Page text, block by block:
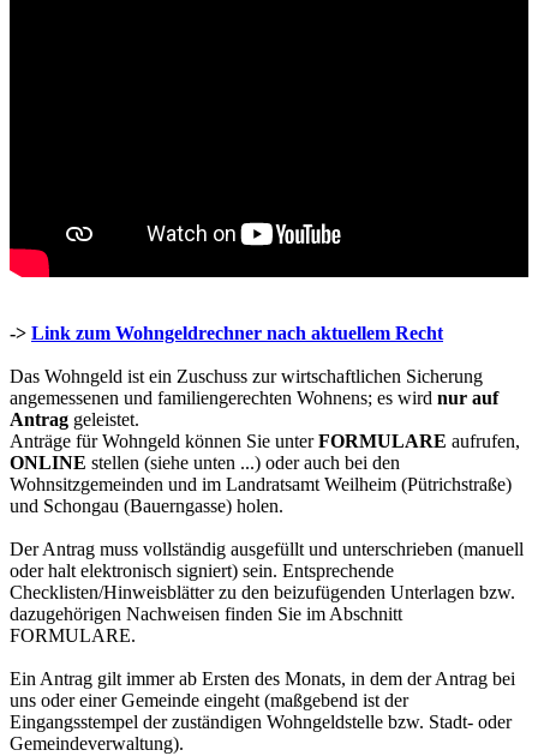
-> Link zum Wohngeldrechner nach aktuellem Recht
Das Wohngeld ist ein Zuschuss zur wirtschaftlichen Sicherung
angemessenen und familiengerechten Wohnens; es wird nur auf
Antrag geleistet.
Anträge für Wohngeld können Sie unterFORMULARE aufrufen,
ONLINE stellen (siehe unten ...) oder auch bei den
Wohnsitzgemeinden und im Landratsamt Weilheim (Pütrichstraße)
und Schongau (Bauerngasse) holen.
Der Antrag muss vollständig ausgefüllt und unterschrieben (manuell
oder halt elektronisch signiert) sein. Entsprechende
Checklisten/Hinweisblätter zu den beizufügenden Unterlagen bzw.
dazugehörigen Nachweisen finden Sie im Abschnitt
FORMULARE.
Ein Antrag gilt immer ab Ersten des Monats, in dem der Antrag bei
uns oder einer Gemeinde eingeht (maßgebend ist der
Eingangsstempel der zuständigen Wohngeldstelle bzw. Stadt- oder
Gemeindeverwaltung).